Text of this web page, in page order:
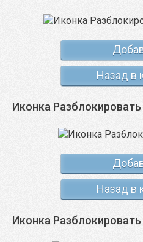
Назад в
Иконка
Назад в
Иконка